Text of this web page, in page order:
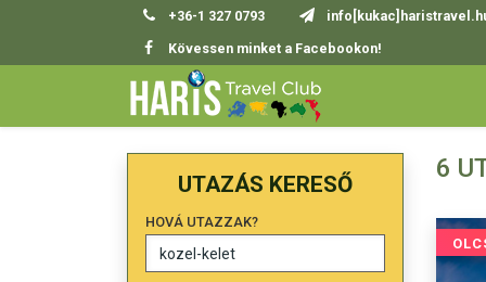
+36-1 327 0793
Kövessen minket a Facebookon!
UTAZÁS KERESŐ
HOVÁ UTAZZAK?
6